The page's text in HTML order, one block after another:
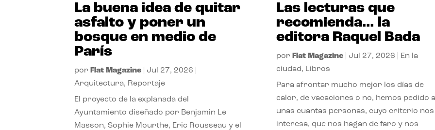
La buena idea de quitar
asfalto y poner un
bosque en medio de
París
por Flat Magazine Jul 27, 2026
Arquitectura, Reportaje
El proyecto de la explanada del
Ayuntamiento diseñado por Benjamin Le
Masson, Sophie Mourthe, Eric Rousseau y el
Las lecturas que
recomienda… la
editora Raquel Bada
por Flat Magazine| Jul 27, 2026
En la
ciudad, Libros
Para afrontar mucho mejor los días de
calor, de vacaciones o no, hemos pedido a
unas cuantas personas, cuyo criterio nos
interesa, que nos hagan de faro y nos